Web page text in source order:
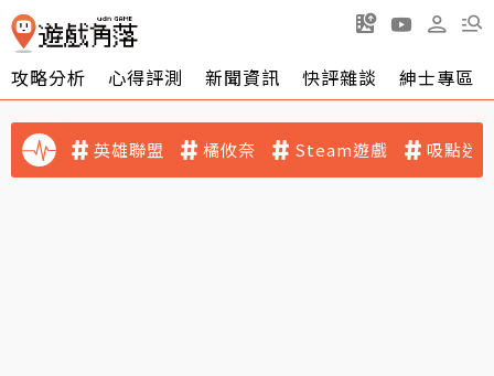
攻略分析 心得評測 新聞資訊 快評雜談 紳士專區
英雄聯盟 橘攸奈 Steam遊戲 吸點迷